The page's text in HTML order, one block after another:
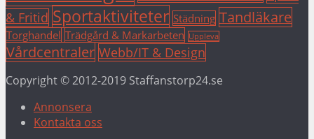
& Fritid Sportaktiviteter Städning Tandläkare
Torghandel Trädgård & Markarbeten Uppleva
Vårdcentraler Webb/IT & Design
Copyright © 2012-2019 Staffanstorp24.se
Annonsera
Kontakta oss